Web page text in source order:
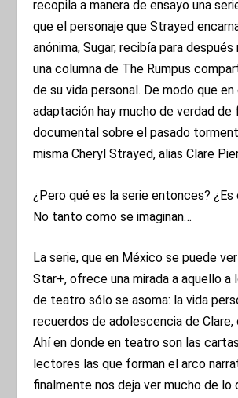
recopila a manera de ensayo una
que el personaje que Strayed
anónima, Sugar, recibía para
una columna de The Rumpus
de su vida personal. De modo que en
adaptación hay mucho de verdad de
documental sobre el pasado
misma Cheryl Strayed, alias Clare
¿Pero qué es la serie entonces? ¿Es
No tanto como se imaginan…
La serie, que en México se puede
Star+, ofrece una mirada a aquello a
de teatro sólo se asoma: la vida
recuerdos de adolescencia de Clare,
Ahí en donde en teatro son las
lectores las que forman el arco
finalmente nos deja ver mucho de lo